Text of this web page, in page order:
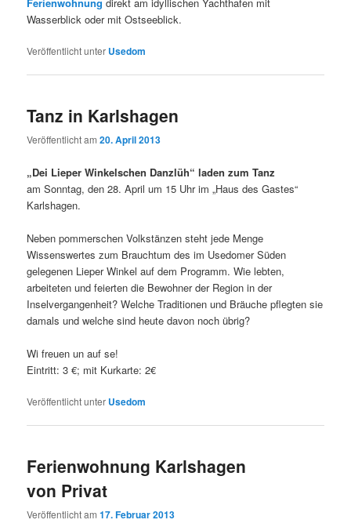
Wasserblick oder mit Ostseeblick.
Veröffentlicht unter Usedom
Tanz in Karlshagen
Veröffentlicht am20. April 2013
„Dei Lieper Winkelschen Danzlüh“ laden zum Tanz
am Sonntag, den 28. April um 15 Uhr im „Haus des Gastes“
Karlshagen.
Neben pommerschen Volkstänzen steht jede Menge
Wissenswertes zum Brauchtum des im Usedomer Süden
gelegenen Lieper Winkel auf dem Programm. Wie lebten,
arbeiteten und feierten die Bewohner der Region in der
Inselvergangenheit? Welche Traditionen und Bräuche pflegten sie
damals und welche sind heute davon noch übrig?
Wi freuen un auf se!
Eintritt: 3 €; mit Kurkarte: 2€
Veröffentlicht unter Usedom
Ferienwohnung Karlshagen
von Privat
Veröffentlicht am17. Februar 2013